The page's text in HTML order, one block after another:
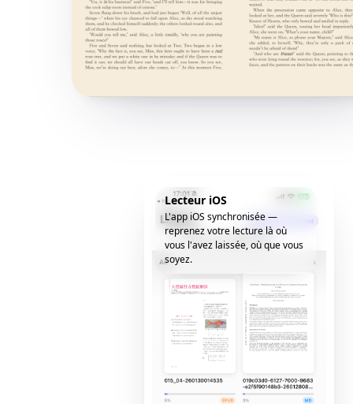
Lecteur iOS
L'app iOS synchronisée —
reprenez votre lecture là où
vous l'avez laissée, où que vous
soyez.